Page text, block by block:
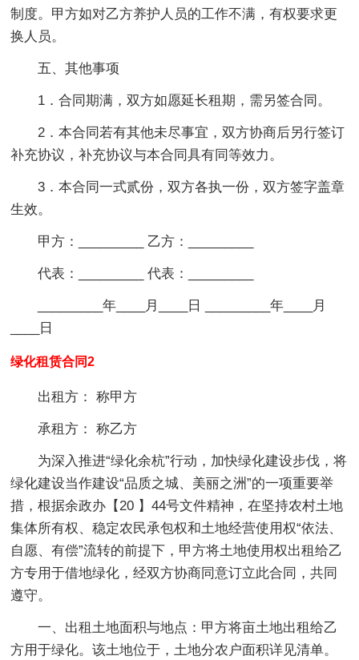
制度。甲方如对乙方养护人员的工作不满，有权要求更
换人员。
五、其他事项
1．合同期满，双方如愿延长租期，需另签合同。
2．本合同若有其他未尽事宜，双方协商后另行签订
补充协议，补充协议与本合同具有同等效力。
3．本合同一式贰份，双方各执一份，双方签字盖章
生效。
甲方：_________ 乙方：_________
代表：_________ 代表：_________
_________年____月____日 _________年____月
____日
绿化租赁合同2
出租方： 称甲方
承租方： 称乙方
为深入推进“绿化余杭”行动，加快绿化建设步伐，将
绿化建设当作建设“品质之城、美丽之洲”的一项重要举
措，根据余政办【20 】44号文件精神，在坚持农村土地
集体所有权、稳定农民承包权和土地经营使用权“依法、
自愿、有偿”流转的前提下，甲方将土地使用权出租给乙
方专用于借地绿化，经双方协商同意订立此合同，共同
遵守。
一、出租土地面积与地点：甲方将亩土地出租给乙
方用于绿化。该土地位于，土地分农户面积详见清单。